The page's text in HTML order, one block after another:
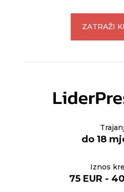
ZATRAŽI
do 18
Iznos
75 EUR -